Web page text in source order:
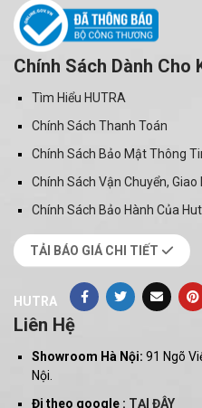
Chính Sách Dành Cho
Tìm Hiểu HUTRA
Chính Sách Thanh Toán
Chính Sách Bảo Mật Thông
Chính Sách Vận Chuyển, Giao
Chính Sách Bảo Hành Của
TẢI BÁO GIÁ CHI TIẾT
HUTRA
Liên Hệ
Showroom Hà Nội: 91 Ngõ
Nội.
Đi theo google : TẠI ĐÂY